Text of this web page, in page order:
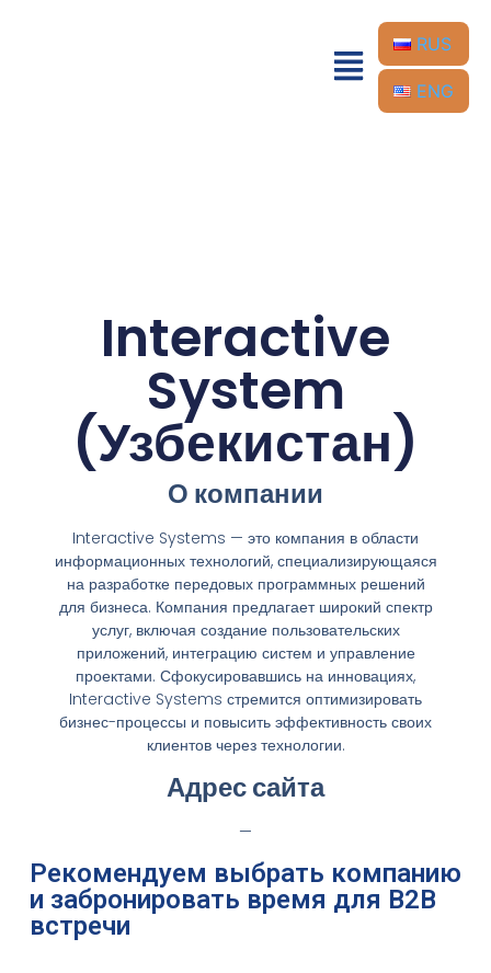
RUS
ENG
Interactive
System
(Узбекистан)
О компании
Interactive Systems — это компания в области
информационных технологий, специализирующаяся
на разработке передовых программных решений
для бизнеса. Компания предлагает широкий спектр
услуг, включая создание пользовательских
приложений, интеграцию систем и управление
проектами. Сфокусировавшись на инновациях,
Interactive Systems стремится оптимизировать
бизнес-процессы и повысить эффективность своих
клиентов через технологии.
Адрес сайта
—
Рекомендуем выбрать компанию
и забронировать время для B2B
встречи